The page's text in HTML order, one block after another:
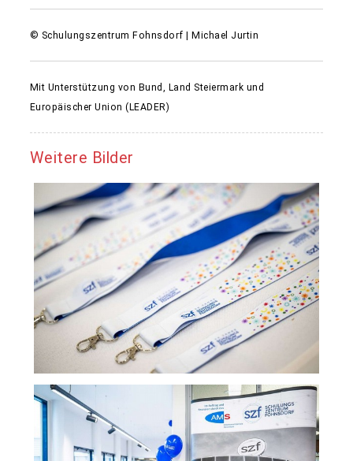
© Schulungszentrum Fohnsdorf | Michael Jurtin
Mit Unterstützung von Bund, Land Steiermark und
Europäischer Union (LEADER)
Weitere Bilder